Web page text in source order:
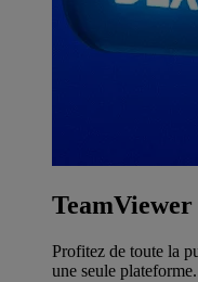
Profitez de toute la
une seule plateforme.